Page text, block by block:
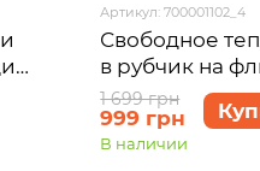
Артикул: 700001102_4
Свободное
в рубчик на
Мартен
(54-56)
1 699 грн
999 грн
В наличии